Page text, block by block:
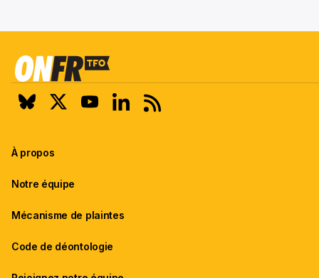
À propos
Notre équipe
Mécanisme de plaintes
Code de déontologie